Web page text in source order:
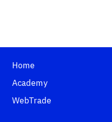
Home
Academy
WebTrade